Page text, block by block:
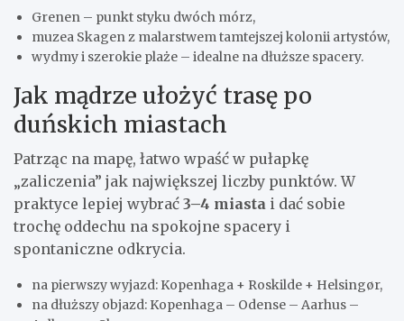
Grenen – punkt styku dwóch mórz,
muzea Skagen z malarstwem tamtejszej kolonii artystów,
wydmy i szerokie plaże – idealne na dłuższe spacery.
Jak mądrze ułożyć trasę po
duńskich miastach
Patrząc na mapę, łatwo wpaść w pułapkę
„zaliczenia” jak największej liczby punktów. W
praktyce lepiej wybrać 3–4 miasta i dać sobie
trochę oddechu na spokojne spacery i
spontaniczne odkrycia.
na pierwszy wyjazd: Kopenhaga + Roskilde + Helsingør,
na dłuższy objazd: Kopenhaga – Odense – Aarhus –